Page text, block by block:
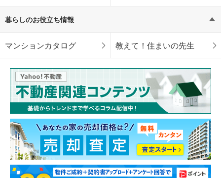
暮らしのお役立ち情報
マンションカタログ 教えて！住まいの先生